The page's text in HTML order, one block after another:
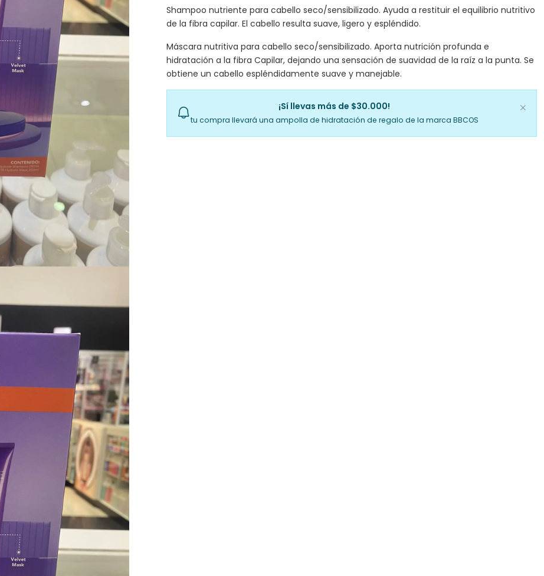
Shampoo nutriente para cabello seco/sensibilizado. Ayuda a restituir el equilibrio nutritivo
de la fibra capilar. El cabello resulta suave, ligero y espléndido.
Máscara nutritiva para cabello seco/sensibilizado. Aporta nutrición profunda e
hidratación a la fibra Capilar, dejando una sensación de suavidad de la raíz a la punta. Se
obtiene un cabello espléndidamente suave y manejable.
¡Sí llevas más de $30.000!
tu compra llevará una ampolla de hidratación de regalo de la marca BBCOS